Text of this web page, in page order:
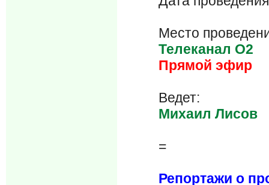
Место
Телеканал О2
Прямой эфир
Ведет:
Михаил Лисов
=
Репортажи о